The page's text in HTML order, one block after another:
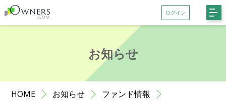
ログイン
会員登録がお済みでない方はこちら
お知らせ
お知らせ
HOME お知らせ ファンド情報